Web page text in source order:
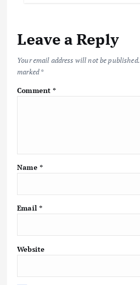
Leave a Reply
Your email address will not be published.
marked*
Comment*
Name *
Email *
Website